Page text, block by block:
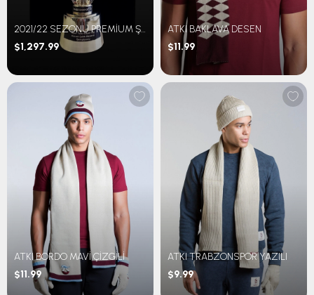
2021/22 SEZONU PREMİUM ŞAMPİYONLUK KUPASI – 44 CM
$1,297.99
ATKI BAKLAVA DESEN
$11.99
ATKI BORDO MAVİ ÇİZGİLİ
$11.99
ATKI TRABZONSPOR YAZILI
$9.99